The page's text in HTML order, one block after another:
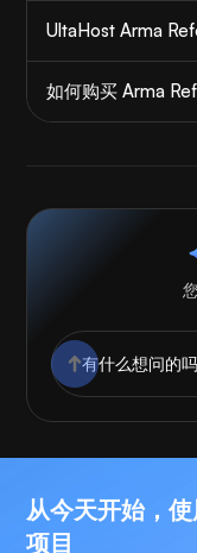
UltaHost Arma
如何购买 Arma
从今天开始，
项目